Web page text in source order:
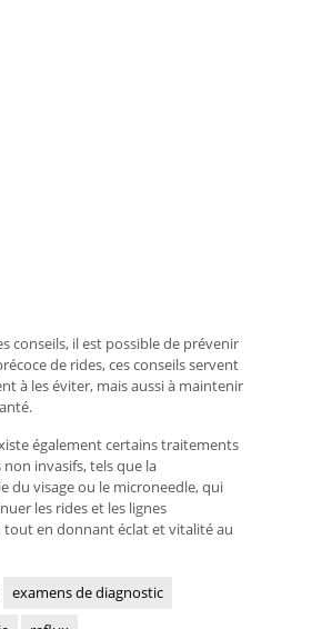
conseils, il est possible de prévenir
de rides, ces conseils servent
à les éviter, mais aussi à maintenir
également certains traitements
invasifs, tels que la
du visage ou le microneedle, qui
les rides et les lignes
tout en donnant éclat et vitalité au
examens de diagnostic